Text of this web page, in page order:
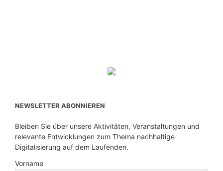
NEWSLETTER ABONNIEREN
Bleiben Sie über unsere Aktivitäten, Veranstaltungen und
relevante Entwicklungen zum Thema nachhaltige
Digitalisierung auf dem Laufenden.
Vorname